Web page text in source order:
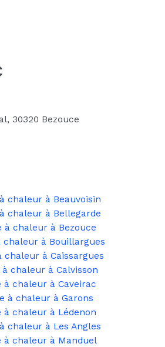
30320 Bezouce
chaleur à Beauvoisin
chaleur à Bellegarde
à chaleur à Bezouce
chaleur à Bouillargues
chaleur à Caissargues
à chaleur à Calvisson
à chaleur à Caveirac
à chaleur à Garons
à chaleur à Lédenon
chaleur à Les Angles
à chaleur à Manduel